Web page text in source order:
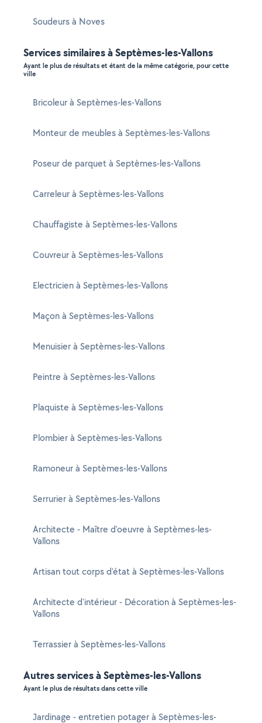
Soudeurs à Noves
Services similaires à Septèmes-les-Vallons
Ayant le plus de résultats et étant de la même catégorie, pour cette
ville
Bricoleur à Septèmes-les-Vallons
Monteur de meubles à Septèmes-les-Vallons
Poseur de parquet à Septèmes-les-Vallons
Carreleur à Septèmes-les-Vallons
Chauffagiste à Septèmes-les-Vallons
Couvreur à Septèmes-les-Vallons
Electricien à Septèmes-les-Vallons
Maçon à Septèmes-les-Vallons
Menuisier à Septèmes-les-Vallons
Peintre à Septèmes-les-Vallons
Plaquiste à Septèmes-les-Vallons
Plombier à Septèmes-les-Vallons
Ramoneur à Septèmes-les-Vallons
Serrurier à Septèmes-les-Vallons
Architecte - Maître d'oeuvre à Septèmes-les-
Vallons
Artisan tout corps d'état à Septèmes-les-Vallons
Architecte d'intérieur - Décoration à Septèmes-les-
Vallons
Terrassier à Septèmes-les-Vallons
Autres services à Septèmes-les-Vallons
Ayant le plus de résultats dans cette ville
Jardinage - entretien potager à Septèmes-les-